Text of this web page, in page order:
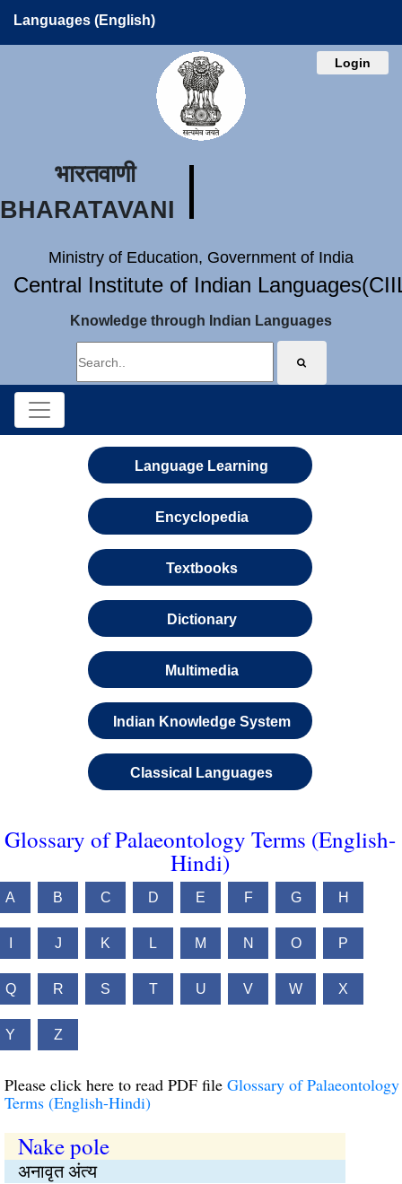
Languages (English)
Login
भारतवाणी
BHARATAVANI
Ministry of Education, Government of India
Central Institute of Indian
Knowledge through Indian Languages
Language Learning
Encyclopedia
Textbooks
Dictionary
Multimedia
Indian Knowledge System
Classical Languages
Glossary of Palaeontology Terms (English-
Hindi)
A B C D E F G H
J K L M N O P
Q R S T U V W X
Y Z
Please click here to read PDF file Glossary of Palaeontology
Terms (English-Hindi)
Nake pole
अनावृत अंत्य